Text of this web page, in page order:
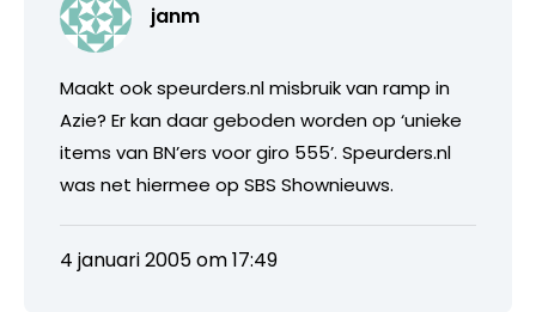
janm
Maakt ook speurders.nl misbruik van ramp in
Azie? Er kan daar geboden worden op ‘unieke
items van BN’ers voor giro 555’. Speurders.nl
was net hiermee op SBS Shownieuws.
4 januari 2005 om 17:49